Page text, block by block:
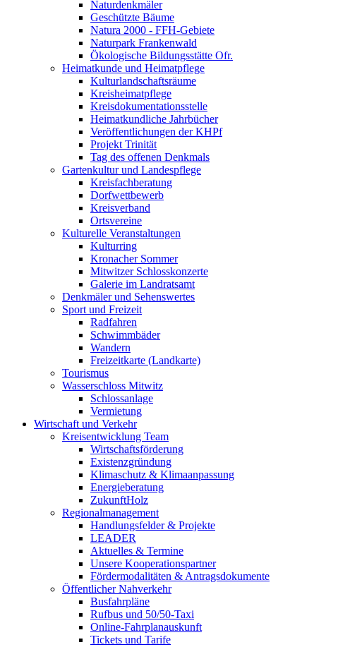
Naturdenkmäler
Geschützte Bäume
Natura 2000 - FFH-Gebiete
Naturpark Frankenwald
Ökologische Bildungsstätte Ofr.
Heimatkunde und Heimatpflege
Kulturlandschaftsräume
Kreisheimatpflege
Kreisdokumentationsstelle
Heimatkundliche Jahrbücher
Veröffentlichungen der KHPf
Projekt Trinität
Tag des offenen Denkmals
Gartenkultur und Landespflege
Kreisfachberatung
Dorfwettbewerb
Kreisverband
Ortsvereine
Kulturelle Veranstaltungen
Kulturring
Kronacher Sommer
Mitwitzer Schlosskonzerte
Galerie im Landratsamt
Denkmäler und Sehenswertes
Sport und Freizeit
Radfahren
Schwimmbäder
Wandern
Freizeitkarte (Landkarte)
Tourismus
Wasserschloss Mitwitz
Schlossanlage
Vermietung
Wirtschaft und Verkehr
Kreisentwicklung Team
Wirtschaftsförderung
Existenzgründung
Klimaschutz & Klimaanpassung
Energieberatung
ZukunftHolz
Regionalmanagement
Handlungsfelder & Projekte
LEADER
Aktuelles & Termine
Unsere Kooperationspartner
Fördermodalitäten & Antragsdokumente
Öffentlicher Nahverkehr
Busfahrpläne
Rufbus und 50/50-Taxi
Online-Fahrplanauskunft
Tickets und Tarife